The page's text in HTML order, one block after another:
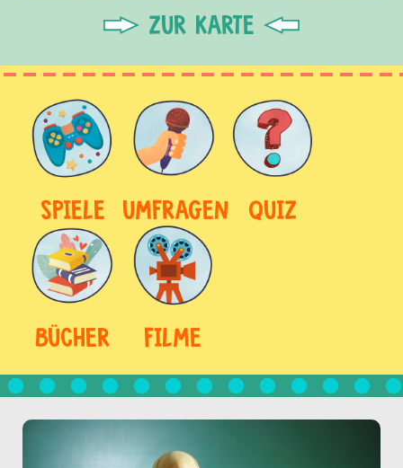
ZUR KARTE
SPIELE UMFRAGEN QUIZ
BÜCHER FILME